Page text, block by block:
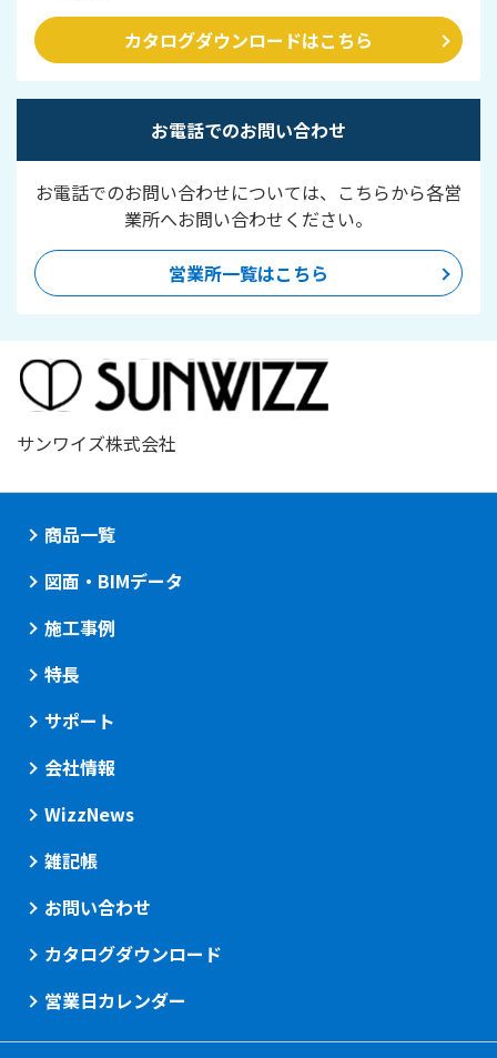
カタログダウンロードはこちら
お電話でのお問い合わせ
お電話でのお問い合わせについては、こちらから各営
業所へお問い合わせください。
営業所一覧はこちら
サンワイズ株式会社
商品一覧
図面・BIMデータ
施工事例
特長
サポート
会社情報
WizzNews
雑記帳
お問い合わせ
カタログダウンロード
営業日カレンダー